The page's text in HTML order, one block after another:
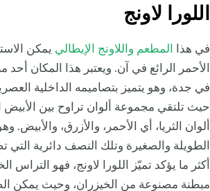
اللورا لاونج
في هذا المطعم واللاونج الإيطالي يمكن
الأحمر الرائع في آن. ويعتبر هذا المكان
في جدة، وهو يتميز بتصاميمه الداخلية
حيث تلتقي مجموعة ألوان تراوح بين الأبيض
ألوان الثريا، أي الأحمر، والأزرق،
الطويلة والصغيرة وتلك النصف دائرية
أكثر ما يؤكد تميّز اللورا لاونج، فهو
مبطنة مصنوعة من الخيزران، وحيث يمكن